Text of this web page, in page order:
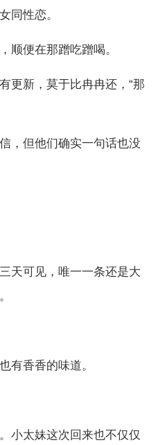
同性恋。
顺便在那蹭吃蹭喝。
更新，莫于比冉冉还，“那
，但他们确实一句话也没
天可见，唯一一条还是大
有香香的味道。
小太妹这次回来也不仅仅